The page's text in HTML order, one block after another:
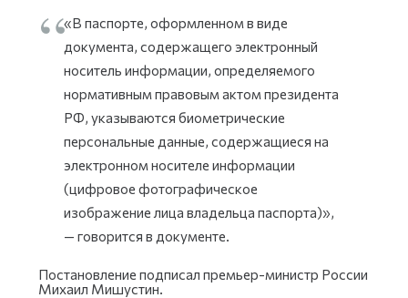
«В паспорте, оформленном в виде
документа, содержащего электронный
носитель информации, определяемого
нормативным правовым актом президента
РФ, указываются биометрические
персональные данные, содержащиеся на
электронном носителе информации
(цифровое фотографическое
изображение лица владельца паспорта)»,
— говорится в документе.
Постановление подписал премьер-министр России
Михаил Мишустин.